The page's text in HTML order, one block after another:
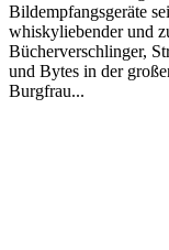
Bildempfangsgeräte
whiskyliebender und
Bücherverschlinger,
und Bytes in der
Burgfrau...